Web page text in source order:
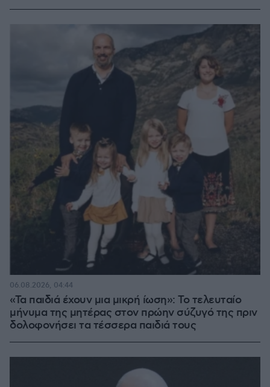
«Τα παιδιά έχουν μια μικρή ίωση»: Το τελευταίο
μήνυμα της μητέρας στον πρώην σύζυγό της πριν
δολοφονήσει τα τέσσερα παιδιά τους
06.08.2026, 04:44